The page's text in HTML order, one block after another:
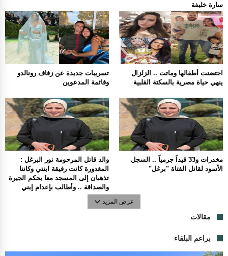
سارة خليفة
تسريبات جديدة عن زفاف رونالدو
وقائمة المدعوين
احتضنت أطفالها وماتت .. الزلزال
ينهي حياة مصرية بالسكتة القلبية
والد قاتل المرحومة نور البرغل :
المغدورة كانت رفيقة ابنتي وكانتا
تذهبان إلى المسجد معا بحكم الجيرة
والصداقة .. وأطالب بإعدام إبني
مخدرات و33 قيداً جرمياً .. السجل
الأسود لقاتل الفتاة "برغل"
عرض المزيد
مقالات
براعم البلقاء